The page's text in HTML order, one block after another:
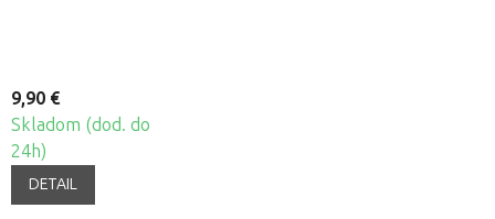
9,90 €
Skladom (dod. do
24h)
DETAIL